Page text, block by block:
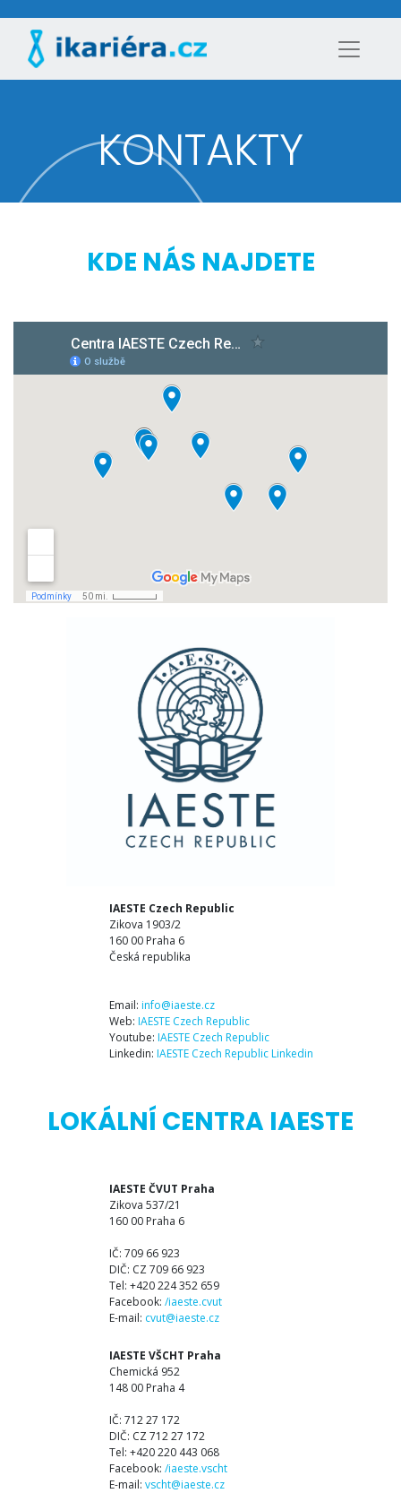
KONTAKTY
KDE NÁS NAJDETE
IAESTE Czech Republic
Zikova 1903/2
160 00 Praha 6
Česká republika
Email: info@iaeste.cz
Web: IAESTE Czech Republic
Youtube: IAESTE Czech Republic
Linkedin: IAESTE Czech Republic Linkedin
LOKÁLNÍ CENTRA IAESTE
IAESTE ČVUT Praha
Zikova 537/21
160 00 Praha 6
IČ: 709 66 923
DIČ: CZ 709 66 923
Tel: +420 224 352 659
Facebook: /iaeste.cvut
E-mail: cvut@iaeste.cz
IAESTE VŠCHT Praha
Chemická 952
148 00 Praha 4
IČ: 712 27 172
DIČ: CZ 712 27 172
Tel: +420 220 443 068
Facebook: /iaeste.vscht
E-mail: vscht@iaeste.cz